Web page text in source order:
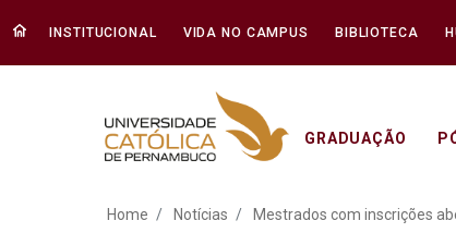
INSTITUCIONAL VIDA NO CAMPUS BIBLIOTECA
GRADUAÇÃO
Mestrados com
Home Notícias Mestrados com inscrições